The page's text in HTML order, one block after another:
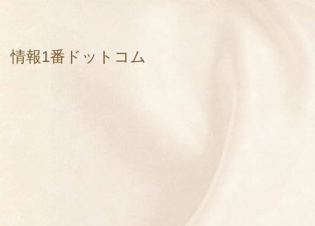
情報1番ドットコム